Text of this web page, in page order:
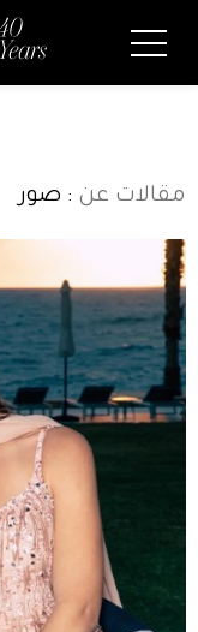
مقالات عن : صور